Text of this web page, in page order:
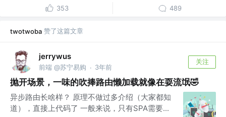
353 489
twotwoba 赞了这篇文章
jerrywus
前端 @苏宁易购 · 3年前
关注
抛开场景，一味的吹捧路由懒加载就像在耍流氓🤣
异步路由长啥样？ 原理不做过多介绍（大家都知
道），直接上代码了 一般来说，只有SPA需要...